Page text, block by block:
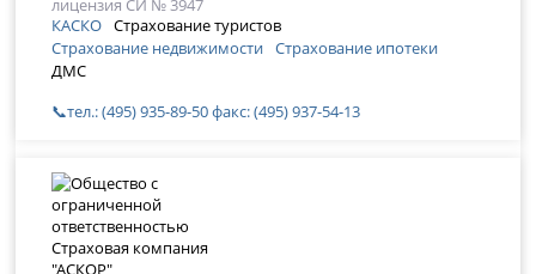
лицензия СИ № 3947
КАСКО Страхование туристов
Страхование недвижимости Страхование ипотеки
ДМС
📞тел.: (495) 935-89-50 факс: (495) 937-54-13